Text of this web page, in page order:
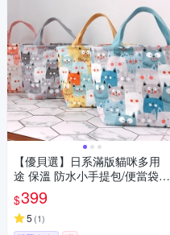
【優貝選】日系滿版貓咪多用
途 保溫 防水小手提包/便當袋/
午餐提包(4色)
$399
5 (1)